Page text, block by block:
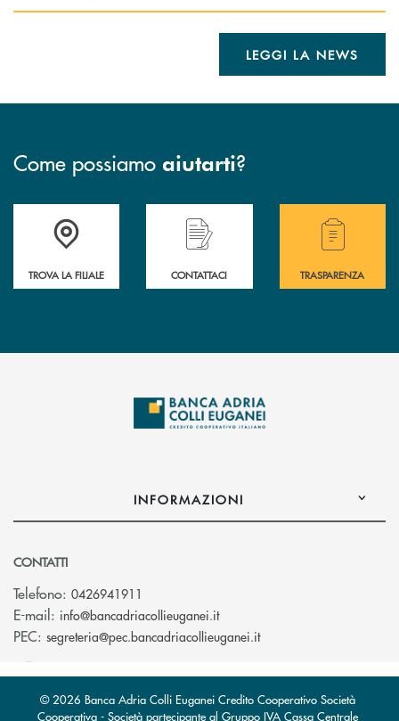
LEGGI LA NEWS
Come possiamo aiutarti?
Accedi all' elenco completo delle filiali .
TROVA LA FILIALE
Hai bisogno di assistenza immediata?
CONTATTACI
Hai bisogno di
TRASPARENZA
INFORMAZIONI
CONTATTI
Telefono: 0426941911
E-mail: info@bancadriacollieuganei.it(si apre l’app di posta
PEC: segreteria@pec.bancadriacollieuganei.it(si apre l’app di
© 2026 Banca Adria Colli Euganei Credito Cooperativo Società
Cooperativa - Società partecipante al Gruppo IVA Cassa Centrale